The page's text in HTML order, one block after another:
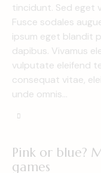
tincidunt. Sed eget
Fusce sodales
ipsum eget blandit
dapibus. Vivamus
vulputate eleifend
consequat vitae,
unde omnis…
Pink or blue?
games